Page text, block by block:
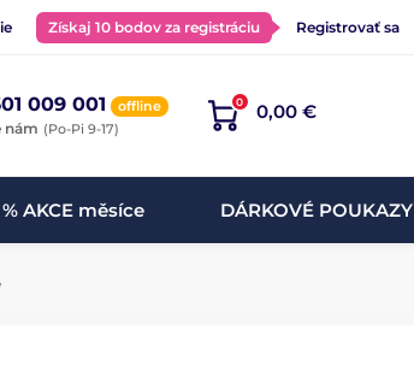
Získaj 10 bodov za registráciu Registrovať sa
009 001 offline
nám (Po-Pi 9-17)
0 0,00 €
% AKCE měsíce DÁRKOVÉ POUKAZY